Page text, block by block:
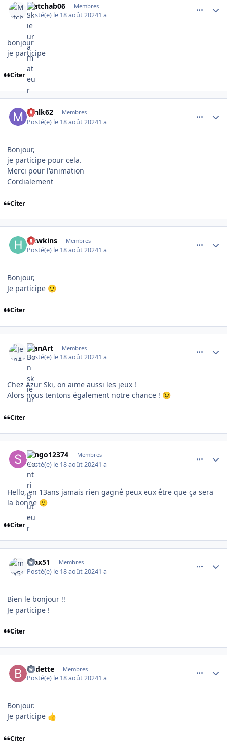
Matchab06 Membres
Posté(e) le 18 août 20241 a
bonjour
je participe
Citer
mnlk62 Membres
Posté(e) le 18 août 20241 a
Bonjour,
je participe pour cela.
Merci pour l'animation
Cordialement
Citer
Hawkins Membres
Posté(e) le 18 août 20241 a
Bonjour,
Je participe 🙂
Citer
JeanArt Membres
Posté(e) le 18 août 20241 a
Chez Azur Ski, on aime aussi les jeux !
Alors nous tentons également notre chance ! 😉
Citer
sango12374 Membres
Posté(e) le 18 août 20241 a
Hello, en 13ans jamais rien gagné peux eux être que ça sera
la bonne 🙂
Citer
max51 Membres
Posté(e) le 18 août 20241 a
Bien le bonjour !!
Je participe !
Citer
Badette Membres
Posté(e) le 18 août 20241 a
Bonjour.
Je participe 👍
Citer